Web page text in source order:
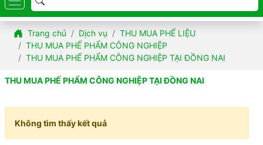
Trang chủ Dịch vụ
THU MUA PHẾ LIỆU
THU MUA PHẾ PHẨM CÔNG NGHIỆP
THU MUA PHẾ PHẨM CÔNG NGHIỆP TẠI ĐỒNG NAI
THU MUA PHẾ PHẨM CÔNG NGHIỆP TẠI ĐỒNG NAI
Không tìm thấy kết quả